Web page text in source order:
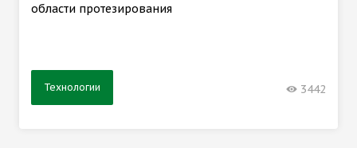
области протезирования
Технологии 3442